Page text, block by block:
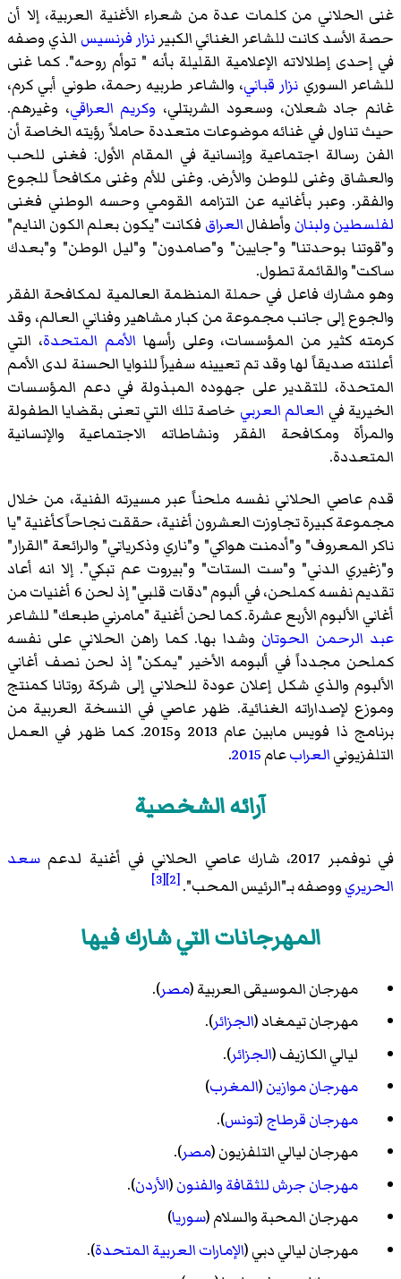
غنى الحلاني من كلمات عدة من شعراء الأغنية العربية، إلا أن
حصة الأسد كانت للشاعر الغنائي الكبيرنزار فرنسيس الذي وصفه
في إحدى إطلالاته الإعلامية القليلة بأنه " توأم روحه". كما غنى
للشاعر السوري نزار قباني، والشاعر طربيه رحمة، طوني أبي كرم،
غانم جاد شعلان، وسعود الشربتلي، وكريم العراقي، وغيرهم.
حيث تناول في غنائه موضوعات متعددة حاملاً رؤيته الخاصة أن
الفن رسالة اجتماعية وإنسانية في المقام الأول: فغنى للحب
والعشاق وغنى للوطن والأرض. وغنى للأم وغنى مكافحاً للجوع
والفقر. وعبر بأغانيه عن التزامه القومي وحسه الوطني فغنى
لفلسطينولبنان وأطفالالعراق فكانت "يكون بعلم الكون النايم"
و"قوتنا بوحدتنا" و"جايين" و"صامدون" و"ليل الوطن" و"بعدك
ساكت" والقائمة تطول.
وهو مشارك فاعل في حملة المنظمة العالمية لمكافحة الفقر
والجوع إلى جانب مجموعة من كبار مشاهير وفناني العالم، وقد
كرمته كثير من المؤسسات، وعلى رأسها الأمم المتحدة، التي
أعلنته صديقاً لها وقد تم تعيينه سفيراً للنوايا الحسنة لدى الأمم
المتحدة، للتقدير على جهوده المبذولة في دعم المؤسسات
الخيرية في العالم العربي خاصة تلك التي تعنى بقضايا الطفولة
والمرأة ومكافحة الفقر ونشاطاته الاجتماعية والإنسانية
المتعددة.
قدم عاصي الحلاني نفسه ملحناً عبر مسيرته الفنية، من خلال
مجموعة كبيرة تجاوزت العشرون أغنية، حققت نجاحاً كأغنية "يا
ناكر المعروف" و"أدمنت هواكي" و"ناري وذكرياتي" والرائعة "القرار"
و"زغيري الدني" و"ست الستات" و"بيروت عم تبكي". إلا انه أعاد
تقديم نفسه كملحن، في ألبوم "دقات قلبي" إذ لحن 6 أغنيات من
أغاني الألبوم الأربع عشرة. كما لحن أغنية "مامرني طبعك" للشاعر
عبد الرحمن الحوتان وشدا بها. كما راهن الحلاني على نفسه
كملحن مجدداً في ألبومه الأخير "يمكن" إذ لحن نصف أغاني
الألبوم والذي شكل إعلان عودة للحلاني إلى شركة روتانا كمنتج
وموزع لإصداراته الغنائية. ظهر عاصي في النسخة العربية من
برنامج ذا فويس مابين عام 2013 و2015. كما ظهر في العمل
التلفزيونيالعرابعام2015
.
آرائه الشخصية
في نوفمبر 2017، شارك عاصي الحلاني في أغنية لدعم
سعد
الحريريووصفه بـ"الرئيس المحب".[2]
[3]
المهرجانات التي شارك فيها
مهرجان الموسيقى العربية (مصر).
مهرجان تيمغاد (الجزائر).
ليالي الكازيف (الجزائر).
مهرجان موازين(المغرب)
مهرجان قرطاج(تونس).
مهرجان ليالي التلفزيون (مصر).
مهرجان جرش للثقافة والفنون(الأردن).
مهرجان المحبة والسلام (سوريا)
مهرجان ليالي دبي (الإمارات العربية المتحدة).